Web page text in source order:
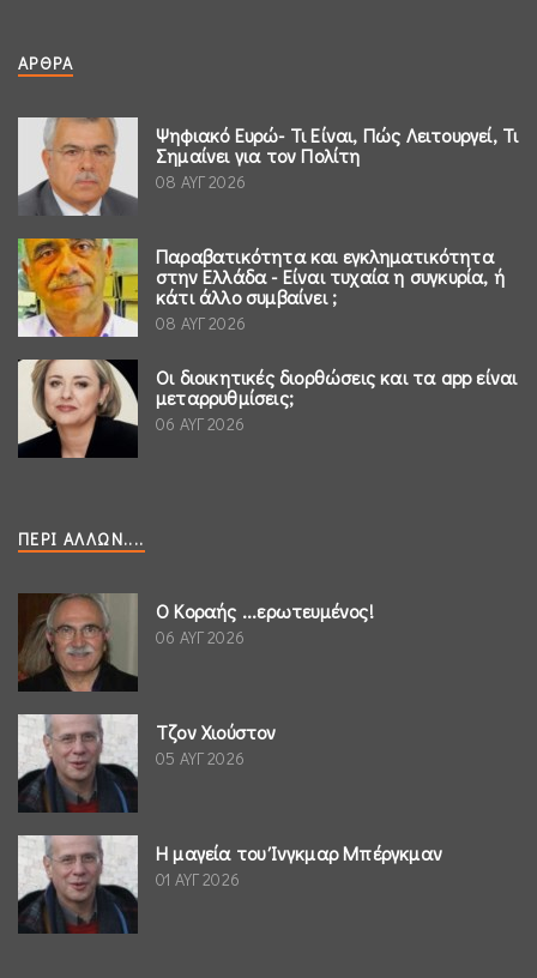
ΆΡΘΡΑ
Ψηφιακό Ευρώ- Τι Είναι, Πώς Λειτουργεί, Τι
Σημαίνει για τον Πολίτη
08 ΑΥΓ 2026
Παραβατικότητα και εγκληματικότητα
στην Ελλάδα - Είναι τυχαία η συγκυρία, ή
κάτι άλλο συμβαίνει ;
08 ΑΥΓ 2026
Οι διοικητικές διορθώσεις και τα app είναι
μεταρρυθμίσεις;
06 ΑΥΓ 2026
ΠΕΡΊ ΆΛΛΩΝ....
Ο Κοραής ...ερωτευμένος!
06 ΑΥΓ 2026
Τζον Χιούστον
05 ΑΥΓ 2026
Η μαγεία του Ίνγκμαρ Μπέργκμαν
01 ΑΥΓ 2026